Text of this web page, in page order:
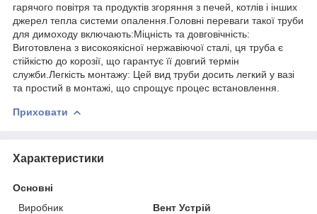
гарячого повітря та продуктів згоряння з печей, котлів і інших
джерел тепла системи опалення.Головні переваги такої труби
для димоходу включають:Міцність та довговічність:
Виготовлена з високоякісної нержавіючої сталі, ця труба є
стійкістю до корозії, що гарантує її довгий термін
служби.Легкість монтажу: Цей вид труби досить легкий у вазі
та простий в монтажі, що спрощує процес встановлення.
Приховати
Характеристики
Основні
Виробник
Вент Устрій